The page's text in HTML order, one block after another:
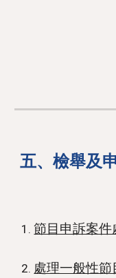
五、檢舉及
節目申訴案件
處理一般性節